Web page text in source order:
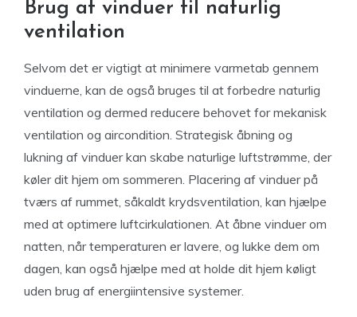
Brug af vinduer til naturlig
ventilation
Selvom det er vigtigt at minimere varmetab gennem
vinduerne, kan de også bruges til at forbedre naturlig
ventilation og dermed reducere behovet for mekanisk
ventilation og aircondition. Strategisk åbning og
lukning af vinduer kan skabe naturlige luftstrømme, der
køler dit hjem om sommeren. Placering af vinduer på
tværs af rummet, såkaldt krydsventilation, kan hjælpe
med at optimere luftcirkulationen. At åbne vinduer om
natten, når temperaturen er lavere, og lukke dem om
dagen, kan også hjælpe med at holde dit hjem køligt
uden brug af energiintensive systemer.